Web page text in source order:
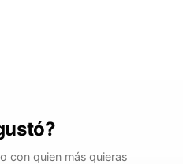
con quien más quieras